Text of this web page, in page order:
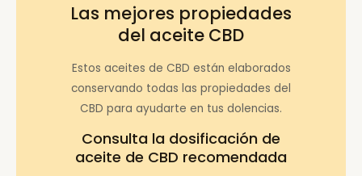
Las mejores propiedades
del aceite CBD
Estos aceites de CBD están elaborados
conservando todas las propiedades del
CBD para ayudarte en tus dolencias.
Consulta la dosificación de
aceite de CBD recomendada